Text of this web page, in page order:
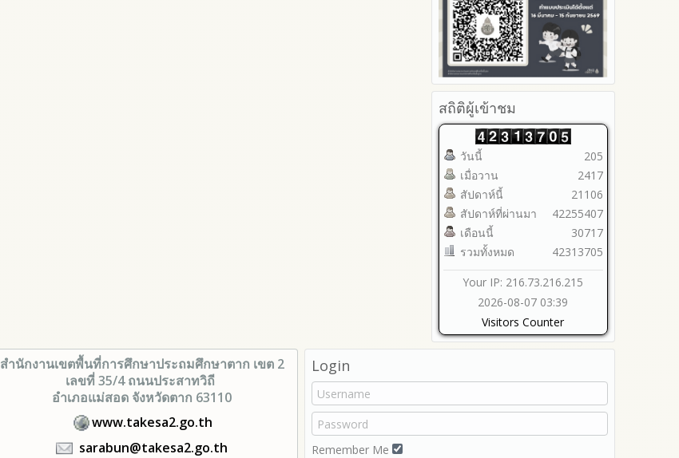
ศึกษา ประจำงบประมาณ
รายงานผลการดำเนินการ
ป้องกันการทุจริตประจำปี
2568
2567
2566
2565
2564
2563
รายงานการกำกับติดตาม
มาตรการส่งเสริมคุณธรรมและ
ความโปร่งใสภายใน สพท.
การนำผลการประเมิน ITA ไปสู่
การพัฒนาองค์กร
รายงานผลการดำเนินการเพื่อ
โปร่งใสภายใน สพท. ประจำ
ปีงบประมาณ
มาตรการป้องกันการขัดกัน
ระหว่างผลประโยชน์ส่วนตนกับ
ส่วนรวม
มาตรการตรวจสอบการใช้ดุลพินิจ
มาตราการให้ผู้มีส่วนได้ส่วนเสียมี
ส่วนร่วม
สถิติผู้เข้าชม
วันนี้
เมื่อวาน
สัปดาห์นี้
สัปดาห์ที่ผ่านมา
เดือนนี้
รวมทั้งหมด
205
2417
21106
42255407
30717
42313705
Your IP: 216.73.216.215
2026-08-07 03:39
Visitors Counter
สำนักงานเขตพื้นที่การศึกษาประถมศึกษาตาก เขต 2
เลขที่ 35/4 ถนนประสาทวิถี
อำเภอแม่สอด จังหวัดตาก 63110
www.takesa2.go.th
sarabun@takesa2.go.th
Login
Remember Me